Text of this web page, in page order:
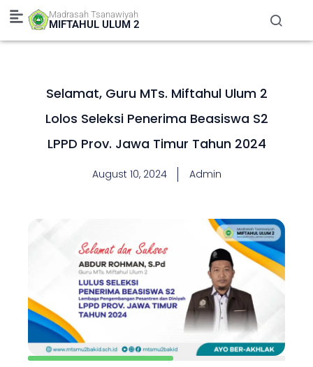
Skip
content
Madrasah Tsanawiyah
MIFTAHUL ULUM 2
Selamat, Guru MTs. Miftahul Ulum 2
Lolos Seleksi Penerima Beasiswa S2
LPPD Prov. Jawa Timur Tahun 2024
August 10, 2024 Admin